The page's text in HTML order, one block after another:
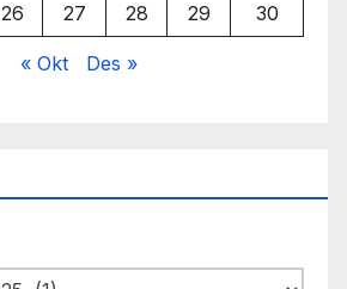
26 27 28 29 30
« Okt Des »